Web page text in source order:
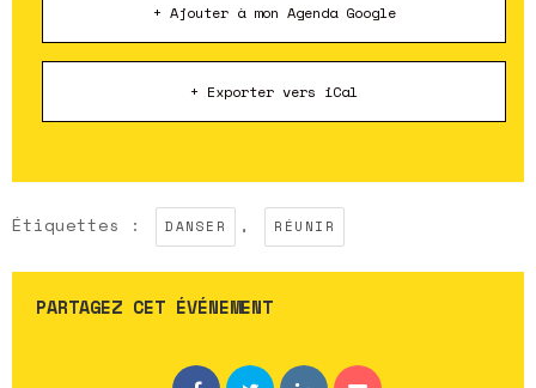
+ Ajouter à mon Agenda Google
+ Exporter vers iCal
Étiquettes : DANSER , RÉUNIR
PARTAGEZ CET ÉVÉNEMENT